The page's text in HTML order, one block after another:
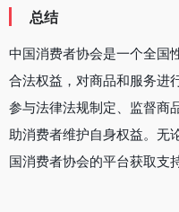
总结
中国消费者协会是一个全国
合法权益，对商品和服务进
参与法律法规制定、监督商
助消费者维护自身权益。无
国消费者协会的平台获取支